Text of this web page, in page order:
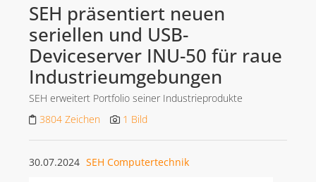
SEH präsentiert neuen
seriellen und USB-
Deviceserver INU-50 für raue
Industrieumgebungen
SEH erweitert Portfolio seiner Industrieprodukte
3804 Zeichen
1 Bild
30.07.2024 SEH Computertechnik